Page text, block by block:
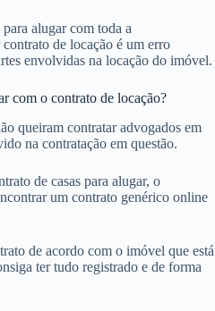
alugar com toda a
de locação é um erro
envolvidas na locação do imóvel.
com o contrato de locação?
queiram contratar advogados em
na contratação em questão.
de casas para alugar, o
um contrato genérico online
de acordo com o imóvel que está
ter tudo registrado e de forma